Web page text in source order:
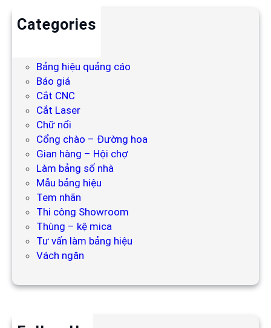
Categories
Bảng hiệu quảng cáo
Báo giá
Cắt CNC
Cắt Laser
Chữ nổi
Cổng chào – Đường hoa
Gian hàng – Hội chợ
Làm bảng số nhà
Mẫu bảng hiệu
Tem nhãn
Thi công Showroom
Thùng – kệ mica
Tư vấn làm bảng hiệu
Vách ngăn